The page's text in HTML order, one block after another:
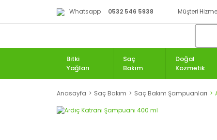
Whatsapp 0532 546 5938 Müşteri
Bitki
Yağları
Saç
Bakım
Doğal
Kozmetik
Anasayfa Saç Bakım Saç Bakım Şampuanları